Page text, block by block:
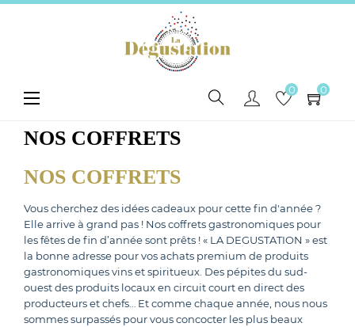
0 0
Toggle
☰
NOS COFFRETS
NOS COFFRETS
Vous cherchez des idées cadeaux pour cette fin d'année ?
Elle arrive à grand pas ! Nos coffrets gastronomiques pour
les fêtes de fin d’année sont prêts ! « LA DEGUSTATION » est
la bonne adresse pour vos achats premium de produits
gastronomiques vins et spiritueux. Des pépites du sud-
ouest des produits locaux en circuit court en direct des
producteurs et chefs… Et comme chaque année, nous nous
sommes surpassés pour vous concocter les plus beaux